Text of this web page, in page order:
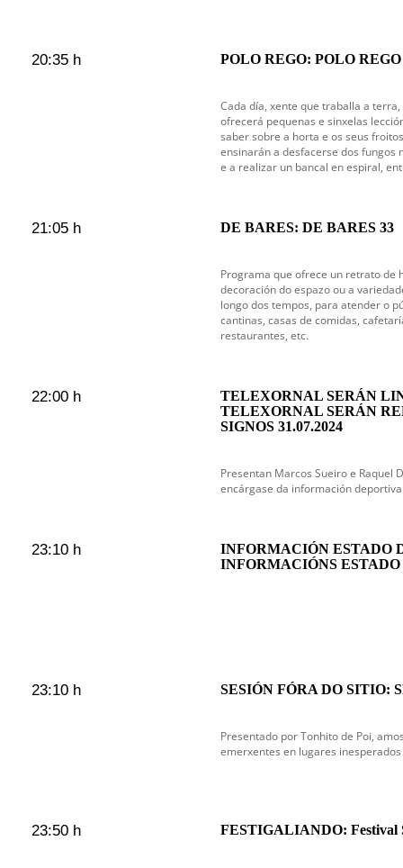
20:35 h POLO REGO: POLO REGO
Cada día, xente que traballa a
ofrecerá pequenas e sinxelas
saber sobre a horta e os seus
ensinarán a desfacerse dos fungos
e a realizar un bancal en espiral,
21:05 h DE BARES: DE BARES 33
Programa que ofrece un retrato de
decoración do espazo ou a
longo dos tempos, para atender o
cantinas, casas de comidas,
restaurantes, etc.
22:00 h
TELEXORNAL SERÁN
TELEXORNAL SERÁN
SIGNOS 31.07.2024
Presentan Marcos Sueiro e Raquel
encárgase da información
23:10 h
INFORMACIÓN ESTADO
INFORMACIÓNS
23:10 h SESIÓN FÓRA DO SITIO:
Presentado por Tonhito de Poi,
emerxentes en lugares
23:50 h FESTIGALIANDO: Festival